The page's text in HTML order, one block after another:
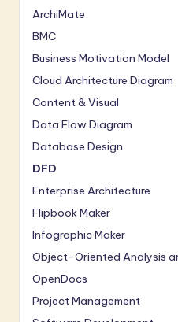
n
n
o
v
a
ti
o
n
ArchiMate
BMC
Business Motivation Model
Cloud Architecture Diagram
Content & Visual
Data Flow Diagram
Database Design
DFD
Enterprise Architecture
Flipbook Maker
Infographic Maker
Object-Oriented Analysis
OpenDocs
Project Management